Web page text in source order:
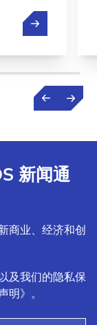
Bolt、Pony.ai
新闻通
商业、经济和创
及我们的隐私保
明》。